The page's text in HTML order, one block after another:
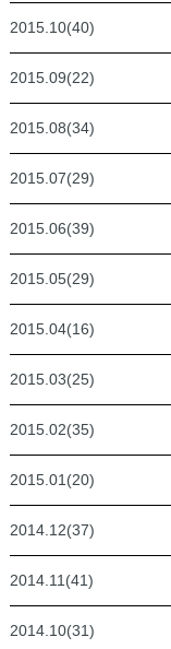
2015.10(40)
2015.09(22)
2015.08(34)
2015.07(29)
2015.06(39)
2015.05(29)
2015.04(16)
2015.03(25)
2015.02(35)
2015.01(20)
2014.12(37)
2014.11(41)
2014.10(31)